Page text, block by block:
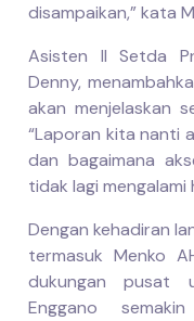
disampaikan,” kata
Asisten II Setda
Denny,
akan menjelaskan
“Laporan kita nanti
dan bagaimana
tidak lagi mengalami
Dengan kehadiran
termasuk Menko
dukungan pusat
Enggano